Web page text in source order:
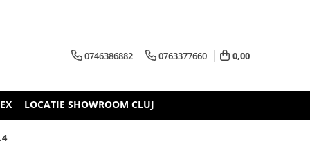
0746386882 0763377660 0,00
LOCATIE SHOWROOM CLUJ